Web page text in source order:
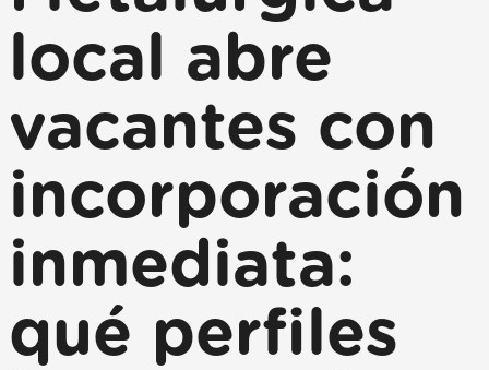
local abre
vacantes con
incorporación
inmediata:
qué perfiles